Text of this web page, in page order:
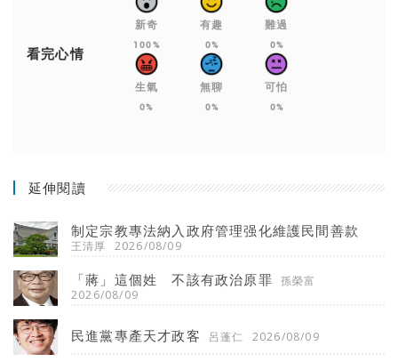
看完心情
新奇
100%
有趣
0%
難過
0%
生氣
0%
無聊
0%
可怕
0%
延伸閱讀
制定宗教專法納入政府管理强化維護民間善款
王清厚 2026/08/09
「蔣」這個姓 不該有政治原罪 孫榮富
2026/08/09
民進黨專產天才政客 呂蓬仁 2026/08/09